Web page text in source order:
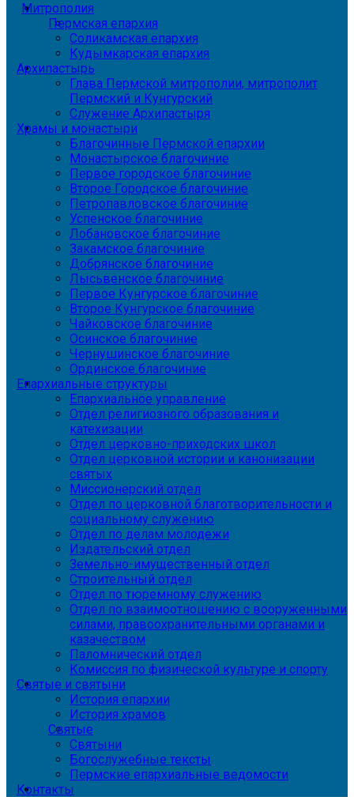
Митрополия
Пермская епархия
Соликамская епархия
Кудымкарская епархия
Архипастырь
Глава Пермской митрополии, митрополит
Пермский и Кунгурский
Служение Архипастыря
Храмы и монастыри
Благочинные Пермской епархии
Монастырское благочиние
Первое городское благочиние
Второе Городское благочиние
Петропавловское благочиние
Успенское благочиние
Лобановское благочиние
Закамское благочиние
Добрянское благочиние
Лысьвенское благочиние
Первое Кунгурское благочиние
Второе Кунгурское благочиние
Чайковское благочиние
Осинское благочиние
Чернушинское благочиние
Ординское благочиние
Епархиальные структуры
Епархиальное управление
Отдел религиозного образования и
катехизации
Отдел церковно-приходских школ
Отдел церковной истории и канонизации
святых
Миссионерский отдел
Отдел по церковной благотворительности и
социальному служению
Отдел по делам молодежи
Издательский отдел
Земельно-имущественный отдел
Строительный отдел
Отдел по тюремному служению
Отдел по взаимоотношению с вооруженными
силами, правоохранительными органами и
казачеством
Паломнический отдел
Комиссия по физической культуре и спорту
Святые и святыни
История епархии
История храмов
Святые
Святыни
Богослужебные тексты
Пермские епархиальные ведомости
Контакты